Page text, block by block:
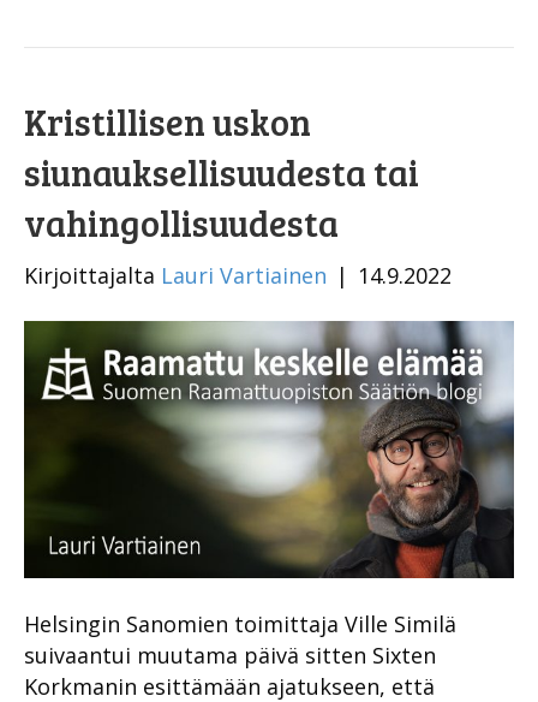
Kristillisen uskon
siunauksellisuudesta tai
vahingollisuudesta
Kirjoittajalta Lauri Vartiainen | 14.9.2022
Helsingin Sanomien toimittaja Ville Similä
suivaantui muutama päivä sitten Sixten
Korkmanin esittämään ajatukseen, että